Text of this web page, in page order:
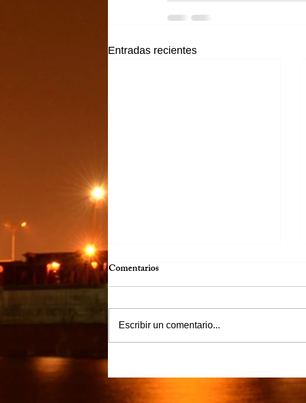
Entradas recientes
familiares y amigos
Comentarios
Escribir un comentario...